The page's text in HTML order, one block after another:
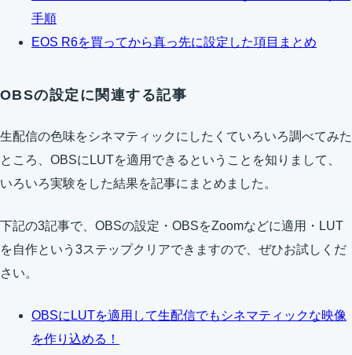
手順
EOS R6を買ってから真っ先に設定した項目まとめ
OBSの設定に関連する記事
生配信の色味をシネマティックにしたくていろいろ調べてみた
ところ、OBSにLUTを適用できるということを知りまして、
いろいろ実験をした結果を記事にまとめました。
下記の3記事で、OBSの設定・OBSをZoomなどに適用・LUT
を自作という3ステップクリアできますので、ぜひお試しくだ
さい。
OBSにLUTを適用して生配信でもシネマティックな映像
を作り込める！